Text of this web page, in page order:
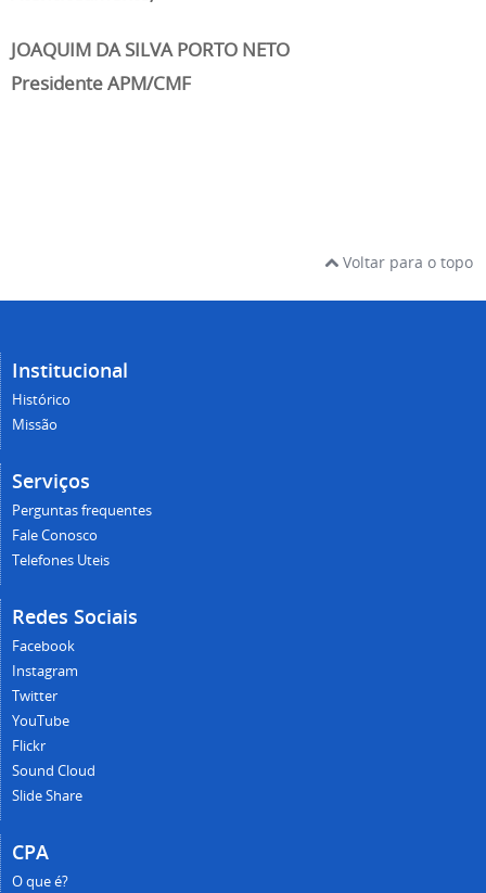
JOAQUIM DA SILVA PORTO NETO
Presidente APM/CMF
Voltar para o topo
Institucional
Histórico
Missão
Serviços
Perguntas frequentes
Fale Conosco
Telefones Uteis
Redes Sociais
Facebook
Instagram
Twitter
YouTube
Flickr
Sound Cloud
Slide Share
CPA
O que é?